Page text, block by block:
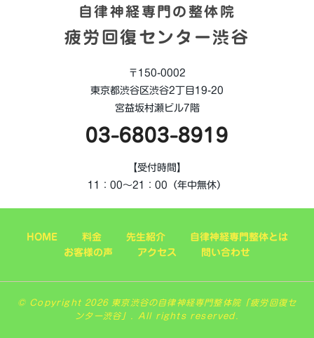
自律神経専門の整体院
疲労回復センター渋谷
〒150-0002
東京都渋谷区渋谷2丁目19-20
宮益坂村瀬ビル7階
03-6803-8919
【受付時間】
11：00～21：00（年中無休）
HOME 料金 先生紹介
自律神経専門整体とは
お客様の声
アクセス 問い合わせ
© Copyright 2026 東京渋谷の自律神経専門整体院「疲労回復セ
ンター渋谷」. All rights reserved.